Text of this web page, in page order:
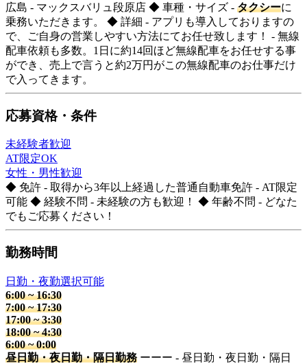
広島 - マックスバリュ段原店 ◆ 車種・サイズ - タクシーに
乗務いただきます。 ◆ 詳細 - アプリも導入しておりますの
で、ご自身の営業しやすい方法にてお任せ致します！ - 無線
配車依頼も多数。1日に約14回ほど無線配車をお任せする事
ができ、売上で言うと約2万円がこの無線配車のお仕事だけ
で入ってきます。
応募資格・条件
未経験者歓迎
AT限定OK
女性・男性歓迎
◆ 免許 - 取得から3年以上経過した普通自動車免許 - AT限定
可能 ◆ 経験不問 - 未経験の方も歓迎！ ◆ 年齢不問 - どなた
でもご応募ください！
勤務時間
日勤・夜勤選択可能
6:00~16:30
7:00~17:30
17:00~3:30
18:00~4:30
6:00~0:00
昼日勤・夜日勤・隔日勤務 ーーー - 昼日勤・夜日勤・隔日